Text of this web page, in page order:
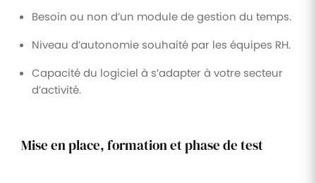
Besoin ou non d’un module de gestion du temps.
Niveau d’autonomie souhaité par les équipes RH.
Capacité du logiciel à s’adapter à votre secteur
d’activité.
Mise en place, formation et phase de test